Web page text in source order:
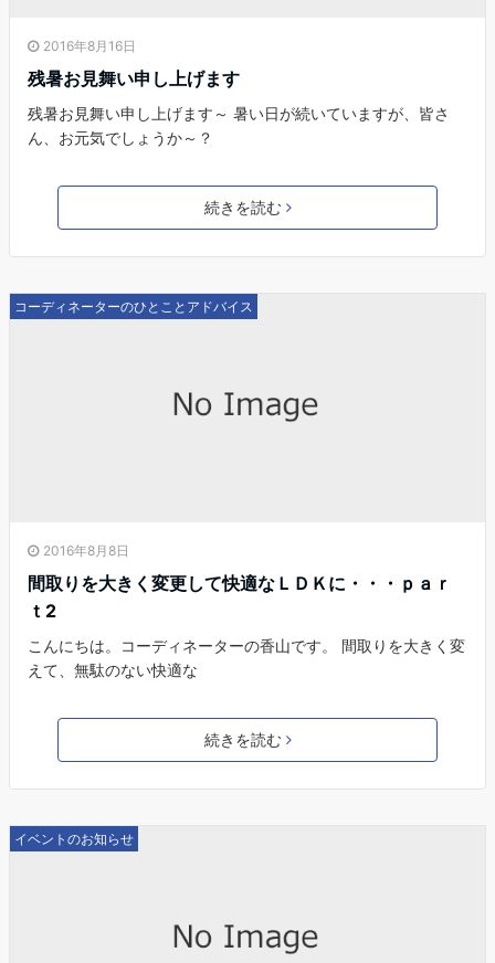
2016年8月16日
残暑お見舞い申し上げます
残暑お見舞い申し上げます～ 暑い日が続いていますが、皆さ
ん、お元気でしょうか～？
続きを読む
コーディネーターのひとことアドバイス
2016年8月8日
間取りを大きく変更して快適なＬＤＫに・・・ｐａｒ
ｔ2
こんにちは。コーディネーターの香山です。 間取りを大きく変
えて、無駄のない快適な
続きを読む
イベントのお知らせ